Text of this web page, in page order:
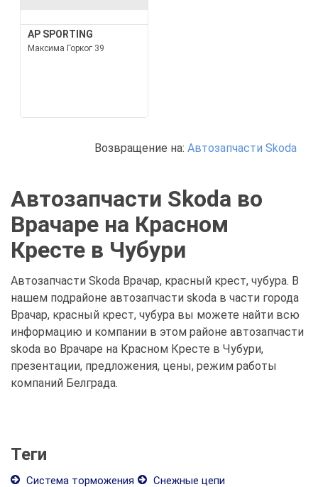
AP SPORTING
Максима Горког 39
Возвращение на: Автозапчасти Skoda
Автозапчасти Skoda во
Врачаре на Красном
Кресте в Чубури
Автозапчасти Skoda Врачар, красный крест, чубура. В
нашем подрайоне автозапчасти skoda в части города
Врачар, красный крест, чубура вы можете найти всю
информацию и компании в этом районе автозапчасти
skoda во Врачаре на Красном Кресте в Чубури,
презентации, предложения, цены, режим работы
компаний Белграда.
Теги
Система торможения
Снежные цепи